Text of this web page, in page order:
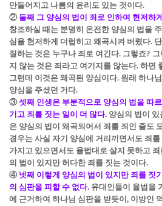
만들어지고 나름의 윤리도 있는 것이다.
② 둘째 그 양심의 법이 죄로 인하여 현저하
창조하실 때는 분명히 온전한 양심의 법을
심을 현저하게 더럽히고 왜곡시켜 버렸다.
질하는 것은 누구나 죄로 여긴다. 그렇죠?
지 않는 것은 죄라고 여기지를 않는다. 하면
그런데 이것은 왜곡된 양심이다. 원래 하나
양심을 주셨던 거다.
③ 셋째 인생은 부분적으로 양심의 법을 따
기고 죄를 짓는 일이 더 많다. 양심의 법이
은 양심의 법이 왜곡되어서 죄를 죄인 줄도
경우는 사실 자기 양심에 거리끼면서도 죄
가지고 있으면서도 율법대로 살지 못하고
의 법이 있지만 허다한 죄를 짓는 것이다.
④ 넷째 이렇게 양심의 법이 있지만 죄를 짓
의 심판을 피할 수 없다. 유대인들이 율법을
에 근거하여 하나님 심판을 받듯이, 이방인